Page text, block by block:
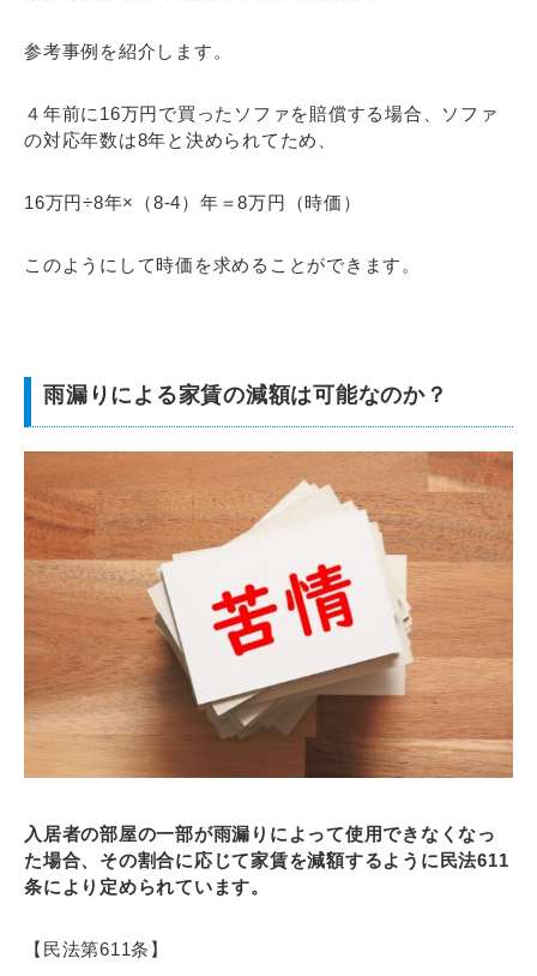
参考事例を紹介します。
４年前に16万円で買ったソファを賠償する場合、ソファ
の対応年数は8年と決められてため、
16万円÷8年×（8-4）年＝8万円（時価）
このようにして時価を求めることができます。
雨漏りによる家賃の減額は可能なのか？
入居者の部屋の一部が雨漏りによって使用できなくなっ
た場合、その割合に応じて家賃を減額するように民法611
条により定められています。
【民法第611条】